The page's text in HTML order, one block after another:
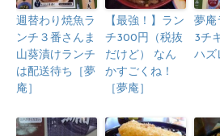
週替わり焼魚ラ
ンチ３番さんま
山葵漬けランチ
は配送待ち［夢
庵］
【最強！】ラン
チ300円（税抜
だけど） なん
かすごくね！
［夢庵］
夢庵
3チ
ハズ